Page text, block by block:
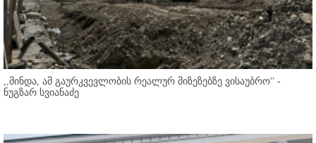
,,მინდა, ამ გაურკვევლობის რეალურ მიზეზებზე ვისაუბრო'' -
ნუგზარ სვიანაძე